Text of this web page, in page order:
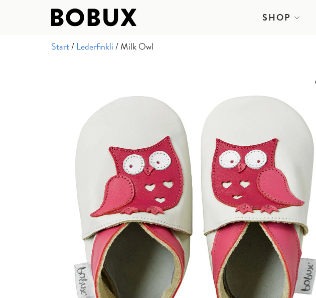
SHOP
Start/Lederfinkli/ Milk Owl